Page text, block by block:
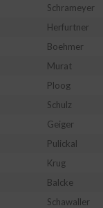
Schrameyer
Herfurtner
Boehmer
Murat
Ploog
Schulz
Geiger
Pulickal
Krug
Balcke
Schawaller
von